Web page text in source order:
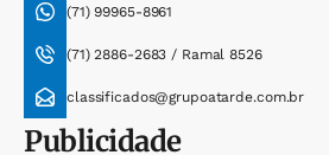
(71) 99965-8961
(71) 2886-2683 / Ramal 8526
classificados@grupoatarde.com.br
Publicidade